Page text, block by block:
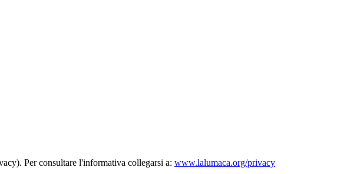
Per consultare l'informativa collegarsi a: www.lalumaca.org/privacy